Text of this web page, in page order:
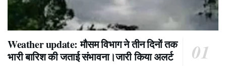
Weather update: मौसम विभाग ने तीन दिनों तक
भारी बारिश की जताई संभावना।जारी किया अलर्ट